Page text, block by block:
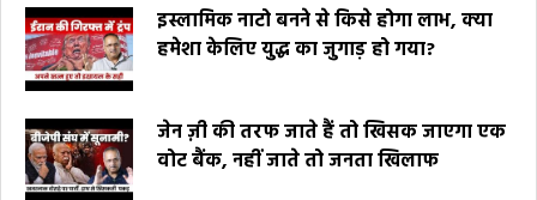
इस्लामिक नाटो बनने से किसे होगा लाभ, क्या
हमेशा केलिए युद्ध का जुगाड़ हो गया?
जेन ज़ी की तरफ जाते हैं तो खिसक जाएगा एक
वोट बैंक, नहीं जाते तो जनता खिलाफ